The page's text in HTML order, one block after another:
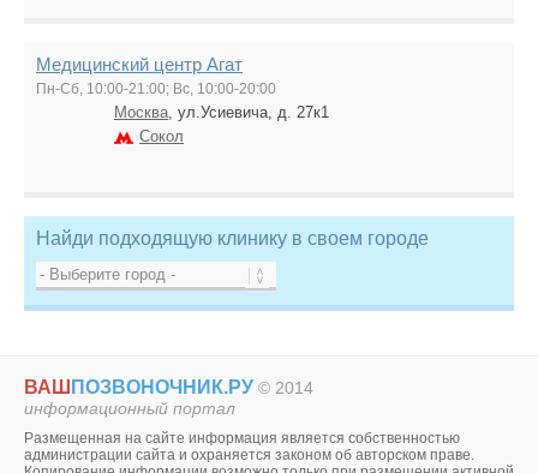
Медицинский центр Агат
Пн-Сб, 10:00-21:00; Вс, 10:00-20:00
Москва, ул.Усиевича, д. 27к1
Сокол
Найди подходящую клинику в своем городе
ВАШ ПОЗВОНОЧНИК.РУ © 2014
информационный портал
Размещенная на сайте информация является собственностью
администрации сайта и охраняется законом об авторском праве.